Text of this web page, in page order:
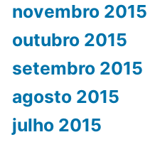
novembro 2015
outubro 2015
setembro 2015
agosto 2015
julho 2015